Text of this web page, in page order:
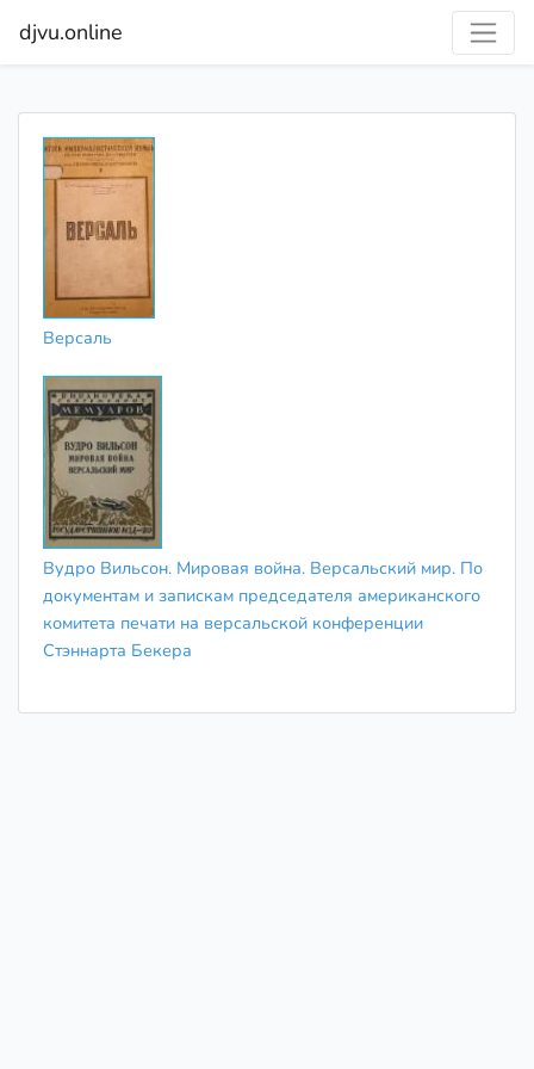
djvu.online
Версаль
Вудро Вильсон. Мировая война. Версальский мир. По
документам и запискам председателя американского
комитета печати на версальской конференции
Стэннарта Бекера